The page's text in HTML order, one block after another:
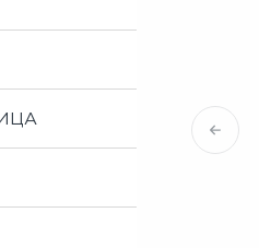
фасадов
металла